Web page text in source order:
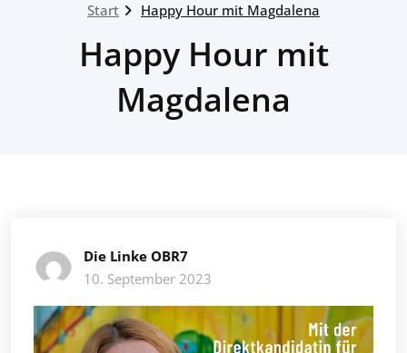
Start Happy Hour mit Magdalena
Happy Hour mit
Magdalena
Die Linke OBR7
10. September 2023